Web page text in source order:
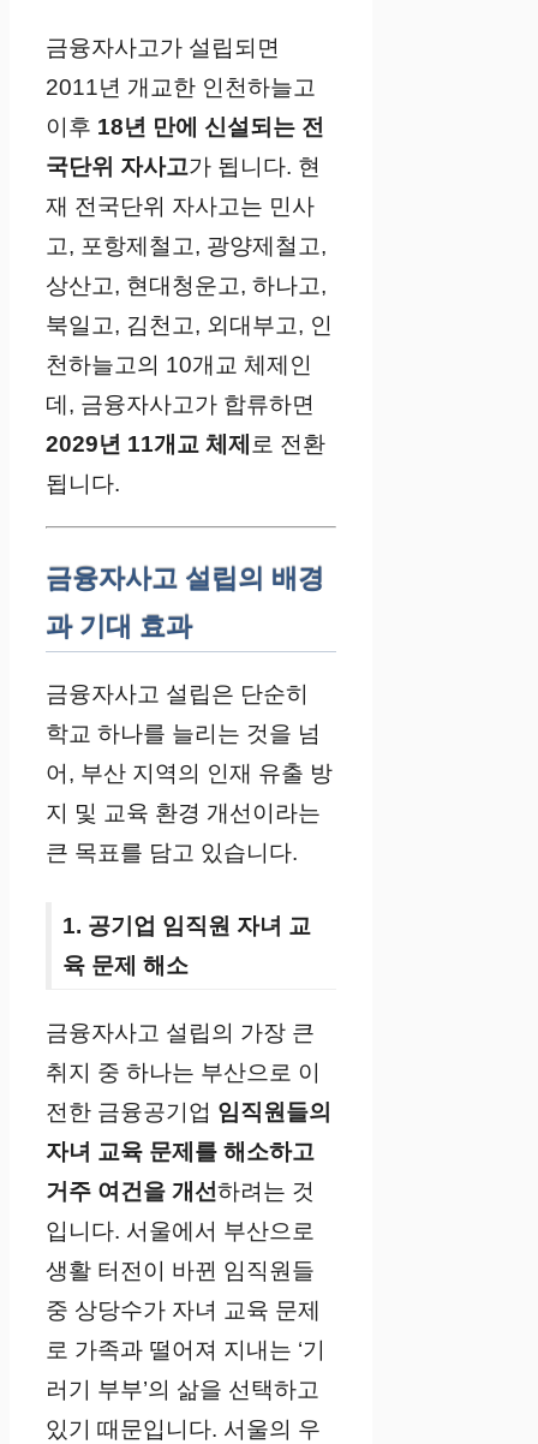
금융자사고가 설립되면
2011년 개교한 인천하늘고
이후 18년 만에 신설되는 전
국단위 자사고가 됩니다. 현
재 전국단위 자사고는 민사
고, 포항제철고, 광양제철고,
상산고, 현대청운고, 하나고,
북일고, 김천고, 외대부고, 인
천하늘고의 10개교 체제인
데, 금융자사고가 합류하면
2029년 11개교 체제 로 전환
됩니다.
금융자사고 설립의 배경
과 기대 효과
금융자사고 설립은 단순히
학교 하나를 늘리는 것을 넘
어, 부산 지역의 인재 유출 방
지 및 교육 환경 개선이라는
큰 목표를 담고 있습니다.
1. 공기업 임직원 자녀 교
육 문제 해소
금융자사고 설립의 가장 큰
취지 중 하나는 부산으로 이
전한 금융공기업 임직원들의
자녀 교육 문제를 해소하고
거주 여건을 개선하려는 것
입니다. 서울에서 부산으로
생활 터전이 바뀐 임직원들
중 상당수가 자녀 교육 문제
로 가족과 떨어져 지내는 ‘기
러기 부부’의 삶을 선택하고
있기 때문입니다. 서울의 우